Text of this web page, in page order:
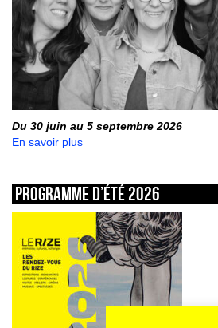
Du 30 juin au 5 septembre 2026
En savoir plus
Programme d’été 2026